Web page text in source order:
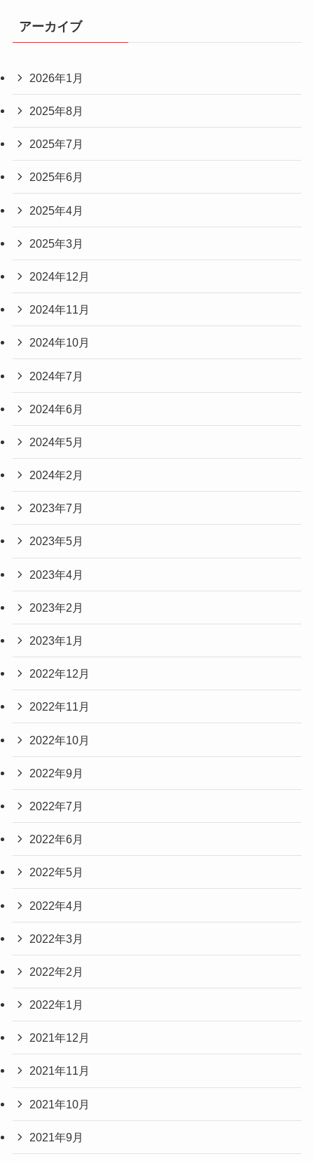
アーカイブ
2026年1月
2025年8月
2025年7月
2025年6月
2025年4月
2025年3月
2024年12月
2024年11月
2024年10月
2024年7月
2024年6月
2024年5月
2024年2月
2023年7月
2023年5月
2023年4月
2023年2月
2023年1月
2022年12月
2022年11月
2022年10月
2022年9月
2022年7月
2022年6月
2022年5月
2022年4月
2022年3月
2022年2月
2022年1月
2021年12月
2021年11月
2021年10月
2021年9月